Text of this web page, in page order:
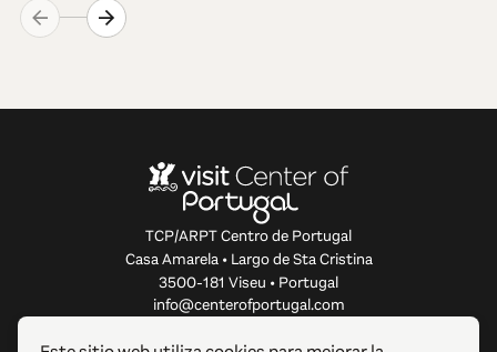
TCP/ARPT Centro de Portugal
Casa Amarela • Largo de Sta Cristina
3500-181 Viseu • Portugal
info@centerofportugal.com